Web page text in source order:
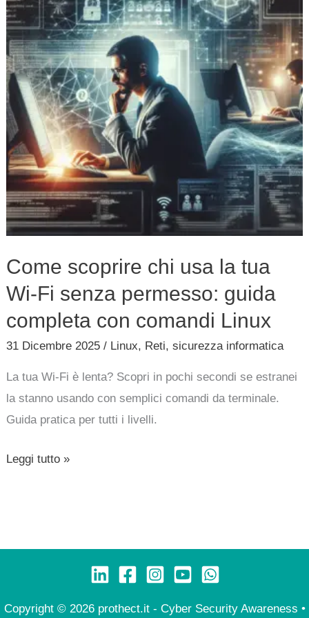
Come scoprire chi usa la tua
Wi-Fi senza permesso: guida
completa con comandi Linux
31 Dicembre 2025/ Linux, Reti,sicurezza informatica
La tua Wi-Fi è lenta? Scopri in pochi secondi se estranei
la stanno usando con semplici comandi da terminale.
Guida pratica per tutti i livelli.
usa
la
tua
Wi-
Fi
senza
permesso:
guida
completa
con
comandi
Leggi tutto »
Copyright © 2026 prothect.it - Cyber Security Awareness •